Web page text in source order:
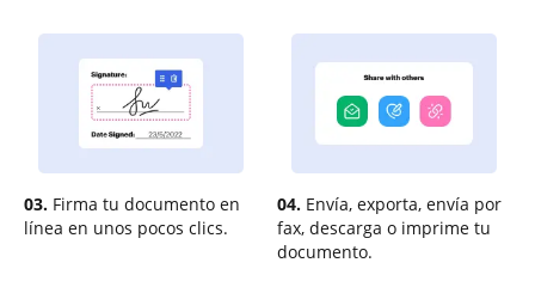
03. Firma tu documento en
línea en unos pocos clics.
04. Envía, exporta, envía por
fax, descarga o imprime tu
documento.